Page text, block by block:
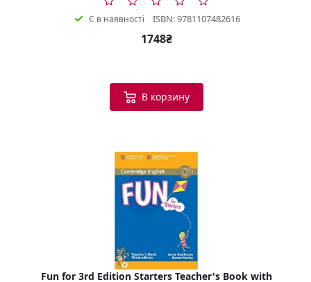
Є в наявності ISBN: 9781107482616
1748₴
В корзину
Fun for 3rd Edition Starters Teacher's Book with